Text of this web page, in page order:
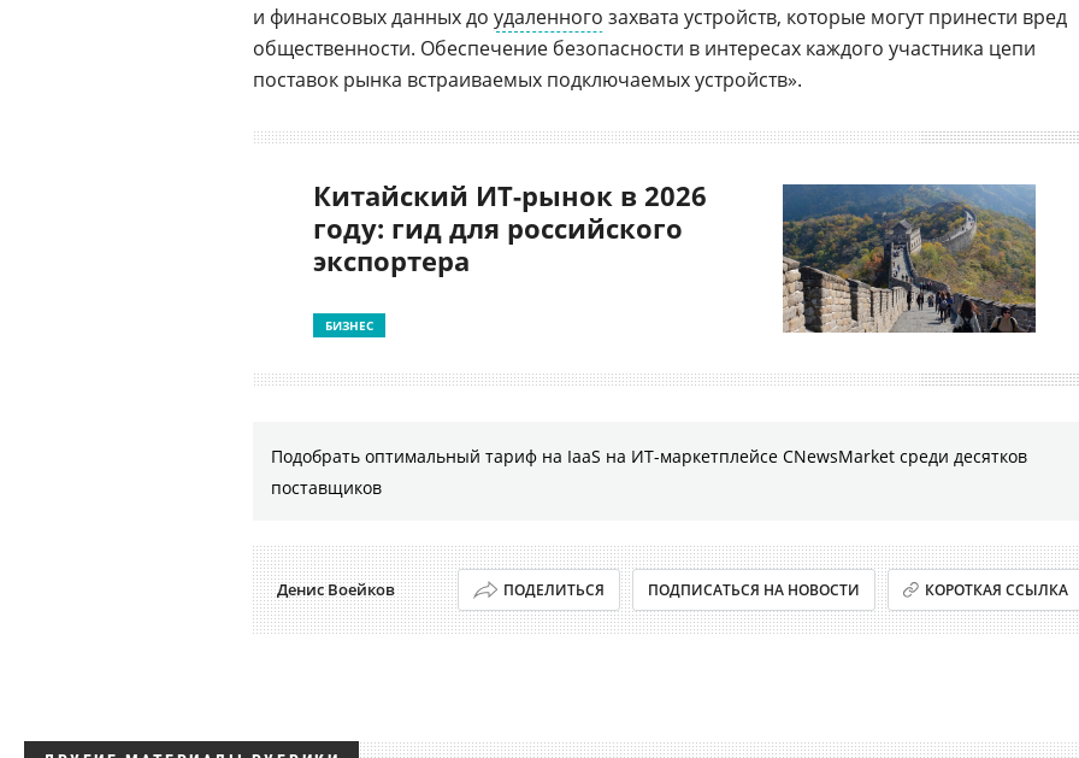
и финансовых данных до удаленного захвата устройств, которые могут принести вред
общественности. Обеспечение безопасности в интересах каждого участника цепи
поставок рынка встраиваемых подключаемых устройств».
Китайский ИТ-рынок в 2026
году: гид для российского
экспортера
БИЗНЕС
Подобрать оптимальный тариф на IaaS на ИТ-маркетплейсе CNewsMarket среди десятков
поставщиков
Денис Воейков ПОДЕЛИТЬСЯ ПОДПИСАТЬСЯ НА НОВОСТИ КОРОТКАЯ ССЫЛКА